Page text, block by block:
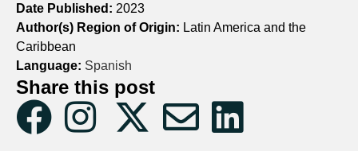
Date Published: 2023
Author(s) Region of Origin: Latin America and the
Caribbean
Language: Spanish
Share this post